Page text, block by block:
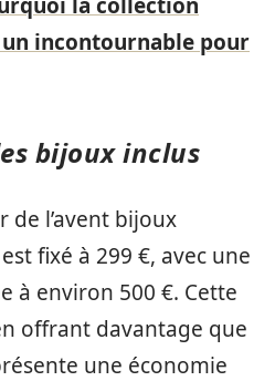
incontournable pour
bijoux inclus
de l’avent bijoux
fixé à 299 €, avec une
à environ 500 €. Cette
offrant davantage que
une économie